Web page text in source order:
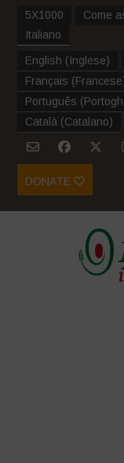
5X1000
Come
Italiano
English (Inglese)
Français (Francese
Português (
Català (Catalano)
DONATE